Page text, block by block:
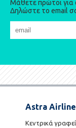
Μάθετε πρώτοι για
Δηλώστε το email
Astra
Κεντρικά